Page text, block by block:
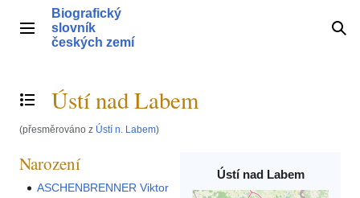
obsahHlavní menu
Biografický
slovník
českých zemí
Přepnout obsah
Ústí nad Labem
(přesměrováno z Ústí n. Labem)
Ústí nad Labem
Narození
ASCHENBRENNER Viktor